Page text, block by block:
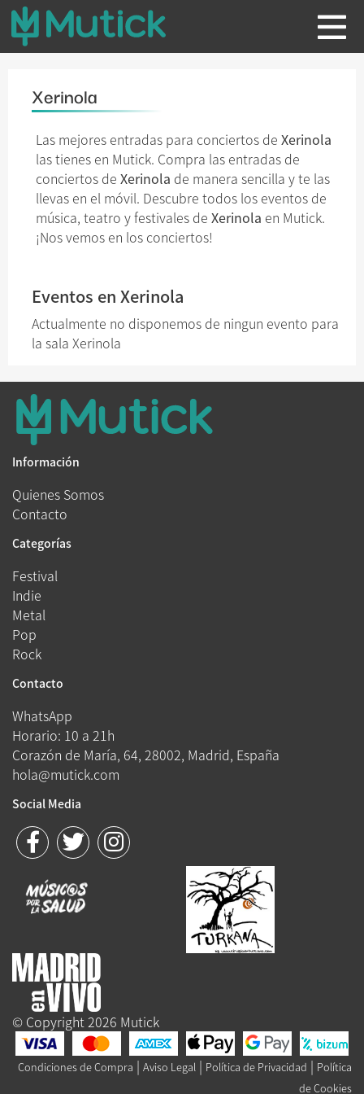
Xerinola
Las mejores entradas para conciertos de Xerinola
las tienes en Mutick. Compra las entradas de
conciertos de Xerinola de manera sencilla y te las
llevas en el móvil. Descubre todos los eventos de
música, teatro y festivales de Xerinola en Mutick.
¡Nos vemos en los conciertos!
Eventos en Xerinola
Actualmente no disponemos de ningun evento para
la sala Xerinola
Información
Quienes Somos
Contacto
Categorías
Festival
Indie
Metal
Pop
Rock
Contacto
WhatsApp
Horario: 10 a 21h
Corazón de María, 64, 28002, Madrid, España
hola@mutick.com
Social Media
© Copyright 2026 Mutick
Condiciones de Compra | Aviso Legal | Política de Privacidad | Política
de Cookies